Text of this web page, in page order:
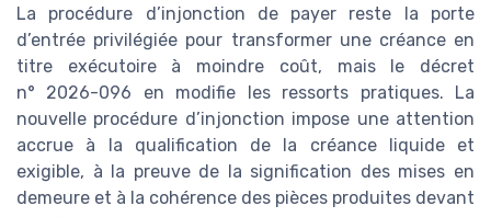
La procédure d’injonction de payer reste la porte
d’entrée privilégiée pour transformer une créance en
titre exécutoire à moindre coût, mais le décret
n° 2026-096 en modifie les ressorts pratiques. La
nouvelle procédure d’injonction impose une attention
accrue à la qualification de la créance liquide et
exigible, à la preuve de la signification des mises en
demeure et à la cohérence des pièces produites devant